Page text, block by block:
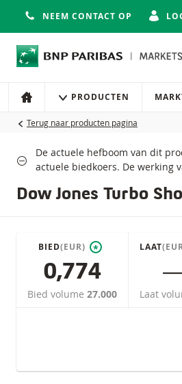
NEEM CONTACT OP
Navigatie
Site
HOME PRODUCTEN
Terug naar producten pagina
Toon
De actuele hefboom van dit
actuele biedkoers. De werking
Dow Jones Turbo
BIED(EUR) *
0,774
Bied volume27.000
LAAT
Laat